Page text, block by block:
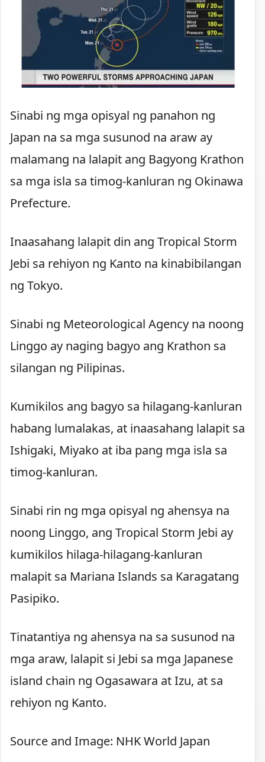
Sinabi ng mga opisyal ng panahon ng
Japan na sa mga susunod na araw ay
malamang na lalapit ang Bagyong Krathon
sa mga isla sa timog-kanluran ng Okinawa
Prefecture.
Inaasahang lalapit din ang Tropical Storm
Jebi sa rehiyon ng Kanto na kinabibilangan
ng Tokyo.
Sinabi ng Meteorological Agency na noong
Linggo ay naging bagyo ang Krathon sa
silangan ng Pilipinas.
Kumikilos ang bagyo sa hilagang-kanluran
habang lumalakas, at inaasahang lalapit sa
Ishigaki, Miyako at iba pang mga isla sa
timog-kanluran.
Sinabi rin ng mga opisyal ng ahensya na
noong Linggo, ang Tropical Storm Jebi ay
kumikilos hilaga-hilagang-kanluran
malapit sa Mariana Islands sa Karagatang
Pasipiko.
Tinatantiya ng ahensya na sa susunod na
mga araw, lalapit si Jebi sa mga Japanese
island chain ng Ogasawara at Izu, at sa
rehiyon ng Kanto.
Source and Image: NHK World Japan